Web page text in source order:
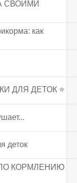
СВОИМИ
как
ДЛЯ ДЕТОК ⭐
деток
КОРМЛЕНИЮ